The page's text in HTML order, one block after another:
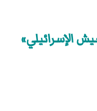
الإسرائيلي»